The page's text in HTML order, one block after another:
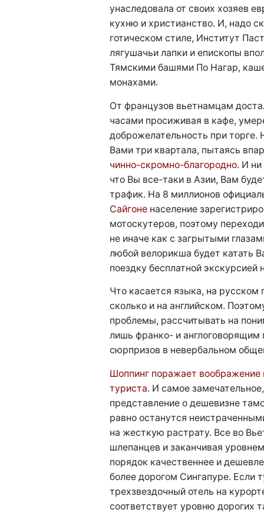
унаследовала от своих хозяев
кухню и христианство. И, надо
готическом стиле, Институт
лягушачьи лапки и епископы
Тямскими башями По Нагар,
монахами.
От французов вьетнамцам
часами просиживая в кафе,
доброжелательность при торге.
Вами три квартала, пытаясь
чинно-скромно-благородно. И ни
что Вы все-таки в Азии, Вам
трафик. На 8 миллионов
Сайгоненаселение
мотоскутеров, поэтому
не иначе как с загрытыми
любой велорикша будет катать
поездку бесплатной экскурсией
Что касается языка, на русском
сколько и на английском.
проблемы, рассчитывать на
лишь франко- и
сюрпризов в невербальном
Шоппинг поражает воображение
туриста. И самое
представление о дешевизне
равно останутся
на жесткую растрату. Все во
шлепанцев и заканчивая
порядок качественнее и
более дорогом Сингапуре. Если
трехзвездочный отель на
соответствует уровню дорогих